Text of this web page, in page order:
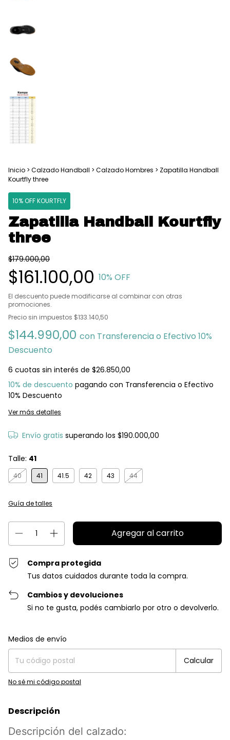
Inicio > Calzado Handball > Calzado Hombres > Zapatilla Handball
Kourtfly three
10% OFF KOURTFLY
Zapatilla Handball Kourtfly
three
$179.000,00
$161.100,00 10% OFF
El descuento puede modificarse al combinar con otras
promociones.
Precio sin impuestos $133.140,50
$144.990,00 con Transferencia o Efectivo 10%
Descuento
6 cuotas sin interés de $26.850,00
10% de descuento pagando con Transferencia o Efectivo
10% Descuento
Ver más detalles
Envío gratis superando los $190.000,00
Talle: 41
40 41 41.5 42 43 44
Guía de talles
Compra protegida
Tus datos cuidados durante toda la compra.
Cambios y devoluciones
Si no te gusta, podés cambiarlo por otro o devolverlo.
Entregas para el CP:
Medios de envío
Calcular
No sé mi código postal
Descripción
Descripción del calzado: